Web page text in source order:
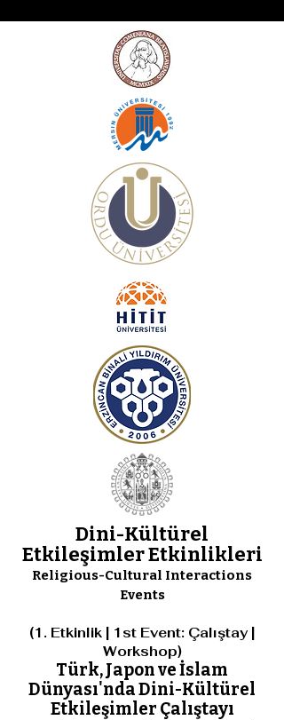
Dini-Kültürel
Etkileşimler Etkinlikleri
Religious-Cultural Interactions
Events
(1. Etkinlik | 1st Event: Çalıştay |
Workshop)
Türk, Japon ve İslam
Dünyası'nda Dini-Kültürel
Etkileşimler Çalıştayı